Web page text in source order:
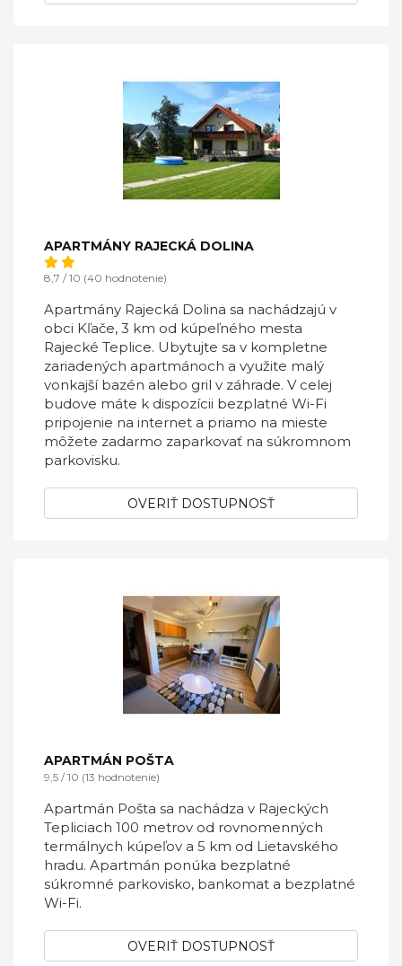
APARTMÁNY RAJECKÁ DOLINA
8,7 / 10 (40 hodnotenie)
Apartmány Rajecká Dolina sa nachádzajú v
obci Kľače, 3 km od kúpeľného mesta
Rajecké Teplice. Ubytujte sa v kompletne
zariadených apartmánoch a využite malý
vonkajší bazén alebo gril v záhrade. V celej
budove máte k dispozícii bezplatné Wi-Fi
pripojenie na internet a priamo na mieste
môžete zadarmo zaparkovať na súkromnom
parkovisku.
OVERIŤ DOSTUPNOSŤ
APARTMÁN POŠTA
9,5 / 10 (13 hodnotenie)
Apartmán Pošta sa nachádza v Rajeckých
Tepliciach 100 metrov od rovnomenných
termálnych kúpeľov a 5 km od Lietavského
hradu. Apartmán ponúka bezplatné
súkromné parkovisko, bankomat a bezplatné
Wi-Fi.
OVERIŤ DOSTUPNOSŤ